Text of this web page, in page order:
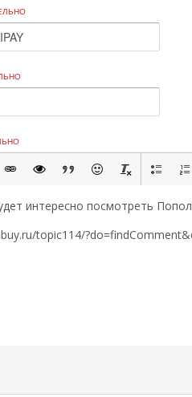
интересно посмотреть
topic114/